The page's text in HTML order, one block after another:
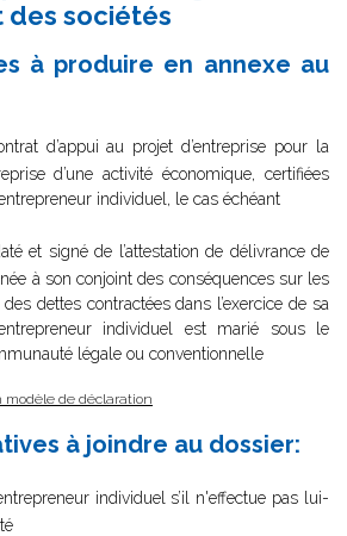
sociétés
à produire en annexe au
d’appui au projet d’entreprise pour la
d’une activité économique, certifiées
individuel, le cas échéant
et signé de l’attestation de délivrance de
à son conjoint des conséquences sur les
dettes contractées dans l’exercice de sa
individuel est marié sous le
légale ou conventionnelle
de déclaration
à joindre au dossier:
individuel s’il n'effectue pas lui-